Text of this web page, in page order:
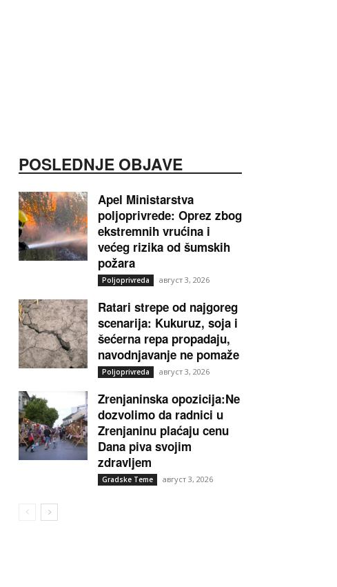
POSLEDNJE OBJAVE
Apel Ministarstva
poljoprivrede: Oprez zbog
ekstremnih vrućina i
većeg rizika od šumskih
požara
Poljoprivreda август 3, 2026
Ratari strepe od najgoreg
scenarija: Kukuruz, soja i
šećerna repa propadaju,
navodnjavanje ne pomaže
Poljoprivreda август 3, 2026
Zrenjaninska opozicija:Ne
dozvolimo da radnici u
Zrenjaninu plaćaju cenu
Dana piva svojim
zdravljem
Gradske Teme август 3, 2026